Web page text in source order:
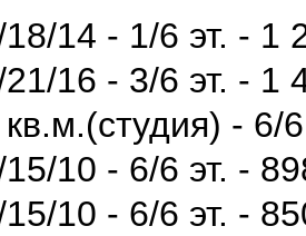
18/14 - 1/6 эт. - 1
21/16 - 3/6 эт. - 1
кв.м.(студия) - 6/
15/10 - 6/6 эт. -
15/10 - 6/6 эт. -